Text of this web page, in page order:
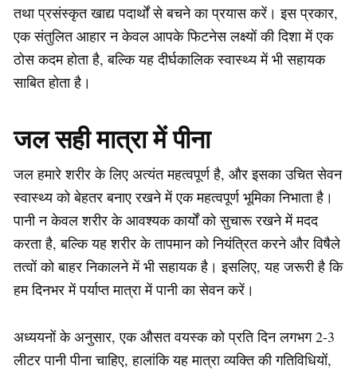
तथा प्रसंस्कृत खाद्य पदार्थों से बचने का प्रयास करें। इस प्रकार,
एक संतुलित आहार न केवल आपके फिटनेस लक्ष्यों की दिशा में एक
ठोस कदम होता है, बल्कि यह दीर्घकालिक स्वास्थ्य में भी सहायक
साबित होता है।
जल सही मात्रा में पीना
जल हमारे शरीर के लिए अत्यंत महत्वपूर्ण है, और इसका उचित सेवन
स्वास्थ्य को बेहतर बनाए रखने में एक महत्वपूर्ण भूमिका निभाता है।
पानी न केवल शरीर के आवश्यक कार्यों को सुचारू रखने में मदद
करता है, बल्कि यह शरीर के तापमान को नियंत्रित करने और विषैले
तत्वों को बाहर निकालने में भी सहायक है। इसलिए, यह जरूरी है कि
हम दिनभर में पर्याप्त मात्रा में पानी का सेवन करें।
अध्ययनों के अनुसार, एक औसत वयस्क को प्रति दिन लगभग 2-3
लीटर पानी पीना चाहिए, हालांकि यह मात्रा व्यक्ति की गतिविधियों,